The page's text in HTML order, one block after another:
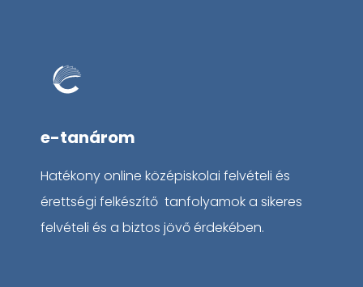
e-tanárom
Hatékony online középiskolai felvételi és
érettségi felkészítő tanfolyamok a sikeres
felvételi és a biztos jövő érdekében.